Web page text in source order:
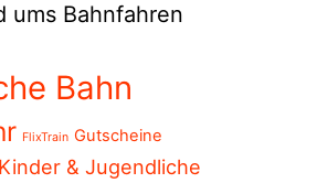
ums Bahnfahren
Bahn
FlixTrain Gutscheine
Kinder & Jugendliche